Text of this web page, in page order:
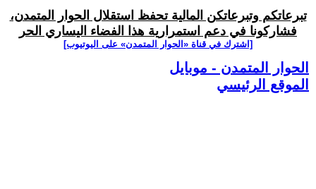
تبرعاتكم وتبرعاتكن المالية تحفظ استقلال الحوار المتمدن،
فشاركونا في دعم استمرارية هذا الفضاء اليساري الحر
[اشترك في قناة ‫«الحوار المتمدن» على اليوتيوب]
الحوار المتمدن - موبايل
الموقع الرئيسي